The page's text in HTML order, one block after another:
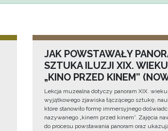
JAK POWSTAWAŁY
SZTUKA ILUZJI XIX.
„KINO PRZED KINEM”
Lekcja muzealna dotyczy panoram XIX. wieku
wyjątkowego zjawiska łączącego sztukę,
które stanowiło formę immersyjnego
nazywanego „kinem przed kinem”. Zajęcia
do procesu powstawania panoram oraz